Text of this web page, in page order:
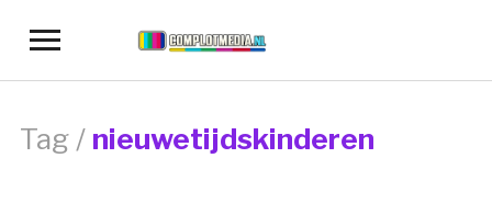
Toggle
navigation
Tag / nieuwetijdskinderen